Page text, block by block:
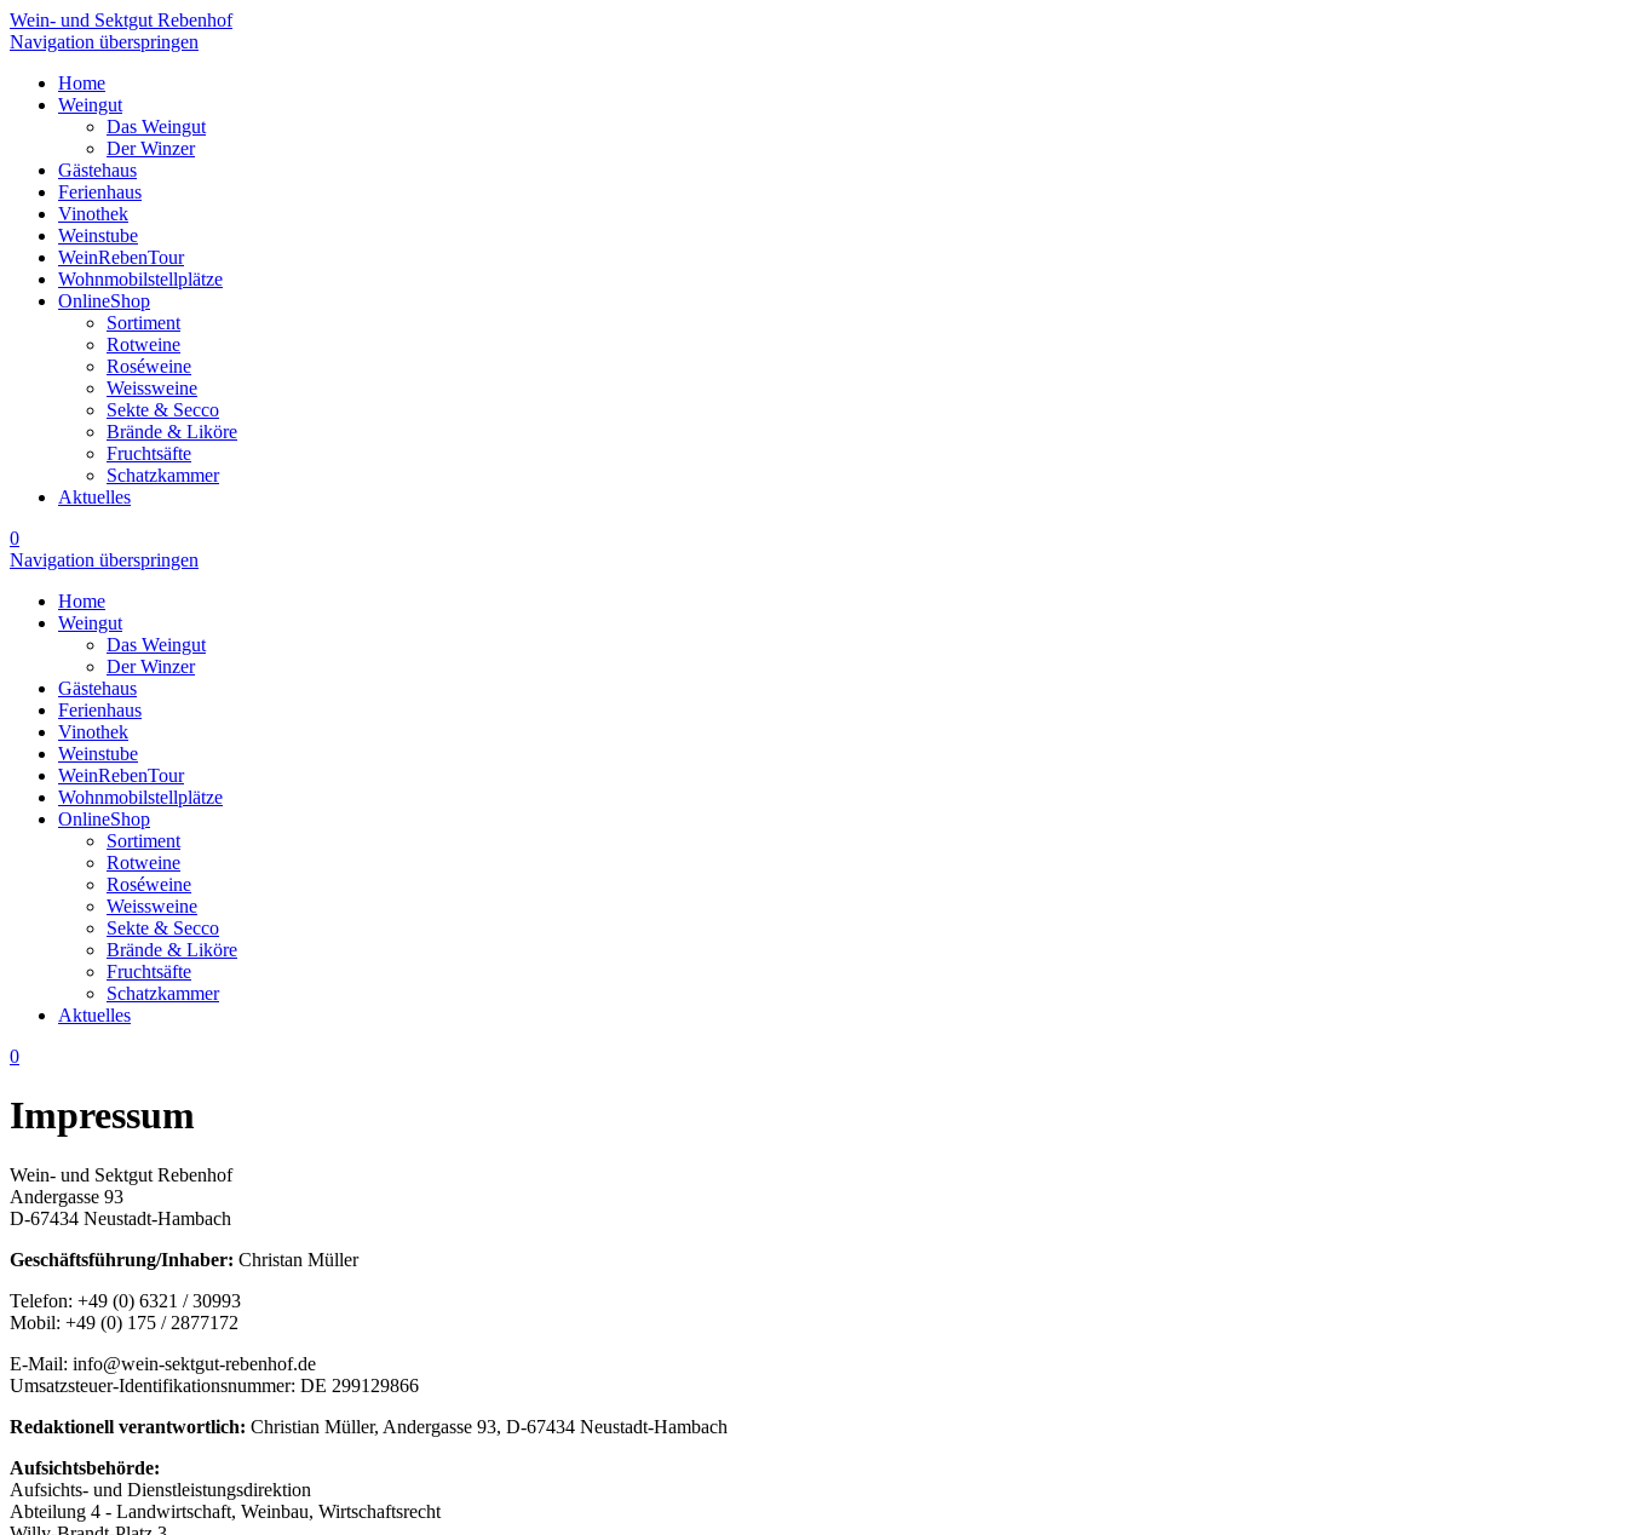
Wein- und Sektgut Rebenhof
Navigation überspringen
Home
Weingut
Das Weingut
Der Winzer
Gästehaus
Ferienhaus
Vinothek
Weinstube
WeinRebenTour
Wohnmobilstellplätze
OnlineShop
Sortiment
Rotweine
Roséweine
Weissweine
Sekte & Secco
Brände & Liköre
Fruchtsäfte
Schatzkammer
Aktuelles
0
Navigation überspringen
Home
Weingut
Das Weingut
Der Winzer
Gästehaus
Ferienhaus
Vinothek
Weinstube
WeinRebenTour
Wohnmobilstellplätze
OnlineShop
Sortiment
Rotweine
Roséweine
Weissweine
Sekte & Secco
Brände & Liköre
Fruchtsäfte
Schatzkammer
Aktuelles
0
Impressum
Wein- und Sektgut Rebenhof
Andergasse 93
D-67434 Neustadt-Hambach
Geschäftsführung/Inhaber: Christan Müller
Telefon: +49 (0) 6321 / 30993
Mobil: +49 (0) 175 / 2877172
E-Mail: info@wein-sektgut-rebenhof.de
Umsatzsteuer-Identifikationsnummer: DE 299129866
Redaktionell verantwortlich: Christian Müller, Andergasse 93, D-67434 Neustadt-Hambach
Aufsichtsbehörde:
Aufsichts- und Dienstleistungsdirektion
Abteilung 4 - Landwirtschaft, Weinbau, Wirtschaftsrecht